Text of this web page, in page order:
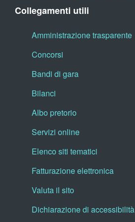
Collegamenti utili
Amministrazione trasparente
Concorsi
Bandi di gara
Bilanci
Albo pretorio
Servizi online
Elenco siti tematici
Fatturazione elettronica
Valuta il sito
Dichiarazione di accessibilità